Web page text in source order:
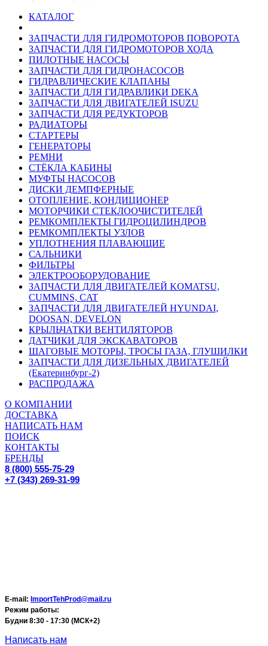
КАТАЛОГ
ЗАПЧАСТИ ДЛЯ ГИДРОМОТОРОВ ПОВОРОТА
ЗАПЧАСТИ ДЛЯ ГИДРОМОТОРОВ ХОДА
ПИЛОТНЫЕ НАСОСЫ
ЗАПЧАСТИ ДЛЯ ГИДРОНАСОСОВ
ГИДРАВЛИЧЕСКИЕ КЛАПАНЫ
ЗАПЧАСТИ ДЛЯ ГИДРАВЛИКИ DEKA
ЗАПЧАСТИ ДЛЯ ДВИГАТЕЛЕЙ ISUZU
ЗАПЧАСТИ ДЛЯ РЕДУКТОРОВ
РАДИАТОРЫ
СТАРТЕРЫ
ГЕНЕРАТОРЫ
РЕМНИ
СТЁКЛА КАБИНЫ
МУФТЫ НАСОСОВ
ДИСКИ ДЕМПФЕРНЫЕ
ОТОПЛЕНИЕ, КОНДИЦИОНЕР
МОТОРЧИКИ СТЕКЛООЧИСТИТЕЛЕЙ
РЕМКОМПЛЕКТЫ ГИДРОЦИЛИНДРОВ
РЕМКОМПЛЕКТЫ УЗЛОВ
УПЛОТНЕНИЯ ПЛАВАЮЩИЕ
САЛЬНИКИ
ФИЛЬТРЫ
ЭЛЕКТРООБОРУДОВАНИЕ
ЗАПЧАСТИ ДЛЯ ДВИГАТЕЛЕЙ KOMATSU,
CUMMINS, CAT
ЗАПЧАСТИ ДЛЯ ДВИГАТЕЛЕЙ HYUNDAI,
DOOSAN, DEVELON
КРЫЛЬЧАТКИ ВЕНТИЛЯТОРОВ
ДАТЧИКИ ДЛЯ ЭКСКАВАТОРОВ
ШАГОВЫЕ МОТОРЫ, ТРОСЫ ГАЗА, ГЛУШИЛКИ
ЗАПЧАСТИ ДЛЯ ДИЗЕЛЬНЫХ ДВИГАТЕЛЕЙ
(Екатеринбург-2)
РАСПРОДАЖА
О КОМПАНИИ
ДОСТАВКА
НАПИСАТЬ НАМ
ПОИСК
КОНТАКТЫ
БРЕНДЫ
8 (800) 555-75-29
+7 (343) 269-31-99
E-mail: ImportTehProd@mail.ru
Режим работы:
Будни 8:30 - 17:30 (МСК+2)
Написать нам